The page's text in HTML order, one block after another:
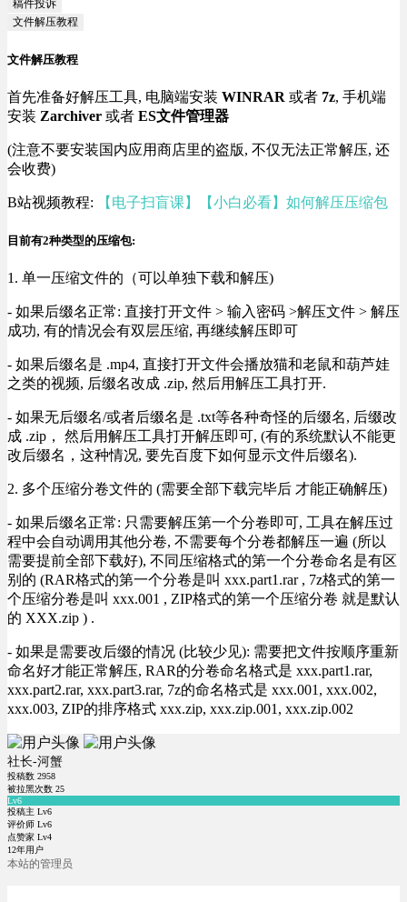
稿件投诉
文件解压教程
文件解压教程
首先准备好解压工具, 电脑端安装 WINRAR 或者 7z, 手机端
安装 Zarchiver 或者 ES文件管理器
(注意不要安装国内应用商店里的盗版, 不仅无法正常解压, 还
会收费)
B站视频教程: 【电子扫盲课】【小白必看】如何解压压缩包
目前有2种类型的压缩包:
1. 单一压缩文件的（可以单独下载和解压)
- 如果后缀名正常: 直接打开文件 > 输入密码 >解压文件 > 解压
成功, 有的情况会有双层压缩, 再继续解压即可
- 如果后缀名是 .mp4, 直接打开文件会播放猫和老鼠和葫芦娃
之类的视频, 后缀名改成 .zip, 然后用解压工具打开.
- 如果无后缀名/或者后缀名是 .txt等各种奇怪的后缀名, 后缀改
成 .zip， 然后用解压工具打开解压即可, (有的系统默认不能更
改后缀名，这种情况, 要先百度下如何显示文件后缀名).
2. 多个压缩分卷文件的 (需要全部下载完毕后 才能正确解压)
- 如果后缀名正常: 只需要解压第一个分卷即可, 工具在解压过
程中会自动调用其他分卷, 不需要每个分卷都解压一遍 (所以
需要提前全部下载好), 不同压缩格式的第一个分卷命名是有区
别的 (RAR格式的第一个分卷是叫 xxx.part1.rar , 7z格式的第一
个压缩分卷是叫 xxx.001 , ZIP格式的第一个压缩分卷 就是默认
的 XXX.zip ) .
- 如果是需要改后缀的情况 (比较少见): 需要把文件按顺序重新
命名好才能正常解压, RAR的分卷命名格式是 xxx.part1.rar,
xxx.part2.rar, xxx.part3.rar, 7z的命名格式是 xxx.001, xxx.002,
xxx.003, ZIP的排序格式 xxx.zip, xxx.zip.001, xxx.zip.002
社长-河蟹
投稿数 2958
被拉黑次数 25
Lv6
投稿主 Lv6
评价师 Lv6
点赞家 Lv4
12年用户
本站的管理员